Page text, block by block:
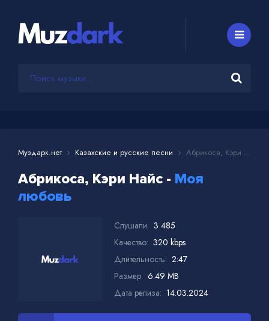
Муздарк.нет Казахские и русские песни Абрикоса, Кэри Найс - Моя любовь
Абрикоса, Кэри Найс - Моя
любовь
Слушали: 3 485
Качество: 320 kbps
Длительность: 2:47
Размер: 6.49 MB
Дата релиза: 14.03.2024